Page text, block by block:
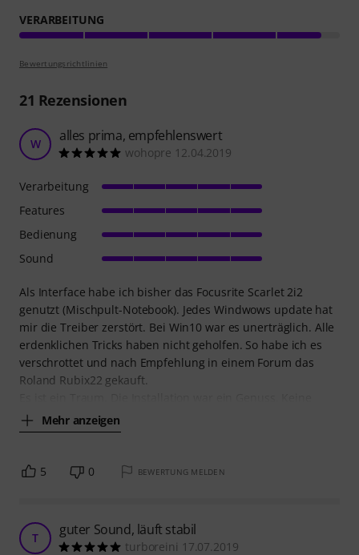
VERARBEITUNG
Bewertungsrichtlinien
21 Rezensionen
W alles prima, empfehlenswert
wohopre 12.04.2019
Als Interface habe ich bisher das Focusrite Scarlet 2i2
genutzt (Mischpult-Notebook). Jedes Windwows update hat
mir die Treiber zerstört. Bei Win10 war es unerträglich. Alle
erdenklichen Tricks haben nicht geholfen. So habe ich es
verschrottet und nach Empfehlung in einem Forum das
Roland Rubix22 gekauft.
Mehr anzeigen
Verarbeitung
Features
Bedienung
Sound
5 0 BEWERTUNG MELDEN
T guter Sound, läuft stabil
turboreini 17.07.2019